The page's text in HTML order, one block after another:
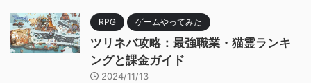
RPG ゲームやってみた
ツリネバ攻略：最強職業・猫霊ランキ
ングと課金ガイド
2024/11/13